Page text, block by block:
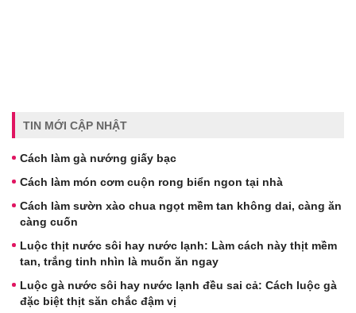
TIN MỚI CẬP NHẬT
Cách làm gà nướng giấy bạc
Cách làm món cơm cuộn rong biển ngon tại nhà
Cách làm sườn xào chua ngọt mềm tan không dai, càng ăn
càng cuốn
Luộc thịt nước sôi hay nước lạnh: Làm cách này thịt mềm
tan, trắng tinh nhìn là muốn ăn ngay
Luộc gà nước sôi hay nước lạnh đều sai cả: Cách luộc gà
đặc biệt thịt săn chắc đậm vị